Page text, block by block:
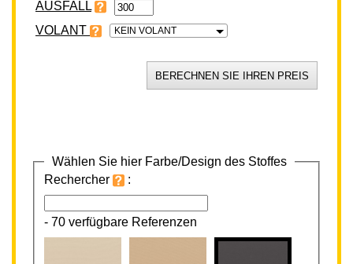
VOLANT KEIN VOLANT
Wählen Sie hier Farbe/Design des Stoffes
Rechercher
:
- 70 verfügbare Referenzen